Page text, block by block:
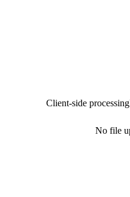
Client-side processing
No file